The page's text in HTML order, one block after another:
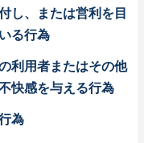
し、または営利を目
る行為
利用者またはその他
快感を与える行為
為